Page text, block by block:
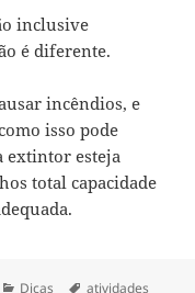
inclusive
é diferente.
incêndios, e
isso pode
extintor esteja
total capacidade
Categorias
Dicas Tags
atividades